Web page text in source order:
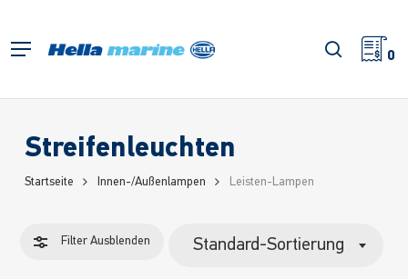
springen
Menü Suche
0
Streifenleuchten
Startseite Innen-/Außenlampen Leisten-Lampen
Filter Ausblenden Standard-Sortierung
Filter